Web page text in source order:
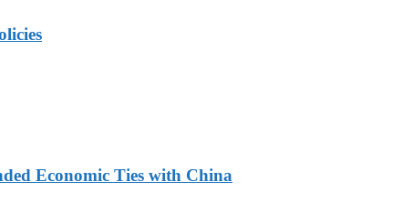
Economic Ties with China